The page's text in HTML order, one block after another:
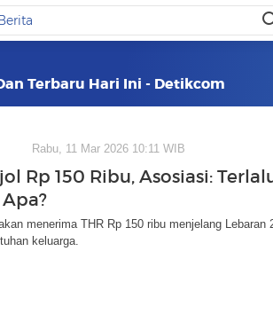
Terbaru Hari Ini - Detikcom
Rabu, 11 Mar 2026 10:11 WIB
Rp 150 Ribu, Asosiasi:
menerima THR Rp 150 ribu menjelang
keluarga.